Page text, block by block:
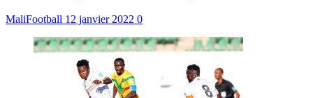
MaliFootball 12 janvier 2022 0